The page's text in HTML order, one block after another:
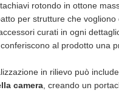
rotondo in ottone
per strutture che vogliono
curati in ogni
al prodotto una
in rilievo può
camera , creando un